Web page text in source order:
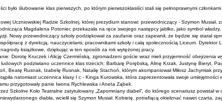
było ślubowanie klas pierwszych, po którym pierwszoklasiści stali się pełnoprawnymi członkami
Uczniowskiej Radzie Szkolnej, której prezydium stanowi: przewodniczący - Szymon Musiał,
Magdalena Potoniec przekazała na ręce swojego następcy jabłko, jako symbol
Nowy przewodniczący szkoły podziękował za zaufanie oraz zapewnił, że będzie się starał
z dyrekcją, nauczycielami, pracownikami szkoły i całą społecznością Liceum. Dyrektor
książkowe, dziękując w ten sposób za rok wytężonej pracy.
Dorotę Kruczek i Alicję Czermińską, zgromadzeni goście wraz mieli przyjemność obejrzenia
podziwiano uczennice klas trzecich: Barbarę Porębską, Alinę Krzak, Justynę Bieryt,
Beatę Rusnak, Izabelę Rusnak, Natalię Stachoń, którym akompaniował Miłosz Jachymiak
natomiast uczennica klasy I c - Kinga Kurowska, która zaprezentowała swoje umiejętności
przygotowały panie Iwona Rychlewska i Aneta Ząbek.
Szkolne Koło Teatralne zatytułowany „Zapomniany diabeł”, do którego scenariusz powstał w
diabła, wcielił się Szymon Musiał. Kobietę, potrafiącą okiełznać nawet czarta,